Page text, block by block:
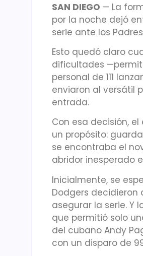
SAN DIEGO — La
por la noche dejó
serie ante los
Esto quedó claro
dificultades
personal de 111
enviaron al versátil
entrada.
Con esa decisión,
un propósito:
se encontraba el
abridor inesperado
Inicialmente, se
Dodgers decidieron
asegurar la serie. Y
que permitió solo
del cubano Andy
con un disparo de